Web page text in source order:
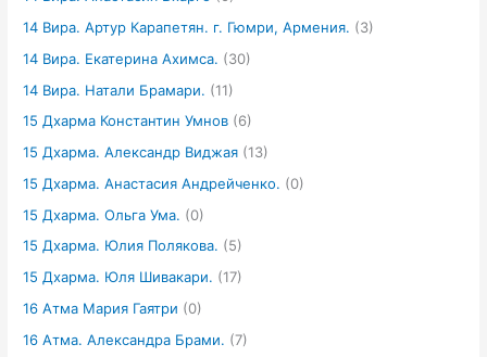
14 Вира. Артур Карапетян. г. Гюмри, Армения. (3)
14 Вира. Екатерина Ахимса. (30)
14 Вира. Натали Брамари. (11)
15 Дхарма Константин Умнов (6)
15 Дхарма. Александр Виджая (13)
15 Дхарма. Анастасия Андрейченко. (0)
15 Дхарма. Ольга Ума. (0)
15 Дхарма. Юлия Полякова. (5)
15 Дхарма. Юля Шивакари. (17)
16 Атма Мария Гаятри (0)
16 Атма. Александра Брами. (7)